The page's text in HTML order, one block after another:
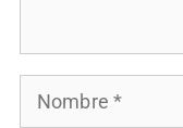
Nombre